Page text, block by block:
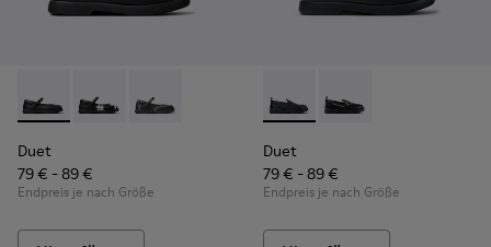
Duet - K800549-003 - Schwarze Ballerinas aus Leder für
Duet - K800549-006
Duet - K800549-001
Duet
79 € - 89 €
Endpreis je nach Größe
Duet - K800609-001 -
Duet - K800609-003
Duet
79 € - 89 €
Endpreis je nach Größe